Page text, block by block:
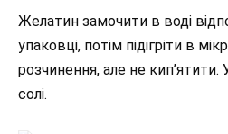
Желатин замочити в воді
упаковці, потім підігріти в
розчинення, але не кип’ятити.
солі.